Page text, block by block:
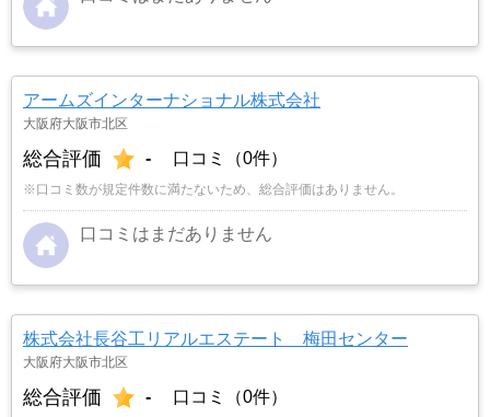
アームズインターナショナル株式会社
大阪府大阪市北区
総合評価 - 口コミ（0件）
※口コミ数が規定件数に満たないため、総合評価はありません。
口コミはまだありません
株式会社長谷工リアルエステート 梅田センター
大阪府大阪市北区
総合評価 - 口コミ（0件）